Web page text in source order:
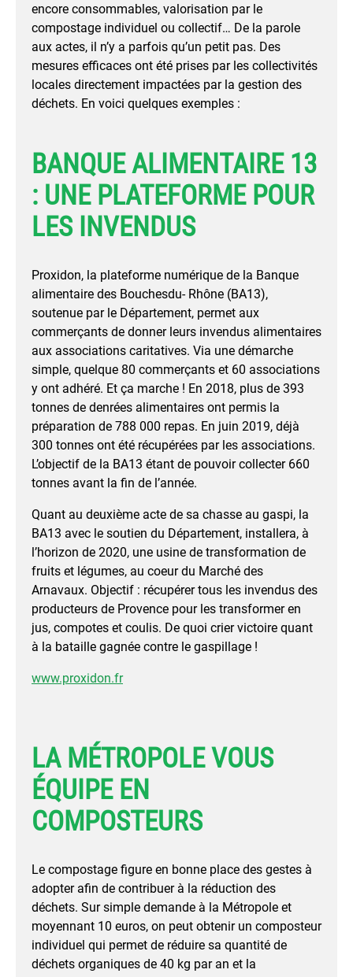
encore consommables, valorisation par le
compostage individuel ou collectif… De la parole
aux actes, il n’y a parfois qu’un petit pas. Des
mesures efficaces ont été prises par les collectivités
locales directement impactées par la gestion des
déchets. En voici quelques exemples :
BANQUE ALIMENTAIRE 13
: UNE PLATEFORME POUR
LES INVENDUS
Proxidon, la plateforme numérique de la Banque
alimentaire des Bouchesdu- Rhône (BA13),
soutenue par le Département, permet aux
commerçants de donner leurs invendus alimentaires
aux associations caritatives. Via une démarche
simple, quelque 80 commerçants et 60 associations
y ont adhéré. Et ça marche ! En 2018, plus de 393
tonnes de denrées alimentaires ont permis la
préparation de 788 000 repas. En juin 2019, déjà
300 tonnes ont été récupérées par les associations.
L’objectif de la BA13 étant de pouvoir collecter 660
tonnes avant la fin de l’année.
Quant au deuxième acte de sa chasse au gaspi, la
BA13 avec le soutien du Département, installera, à
l’horizon de 2020, une usine de transformation de
fruits et légumes, au coeur du Marché des
Arnavaux. Objectif : récupérer tous les invendus des
producteurs de Provence pour les transformer en
jus, compotes et coulis. De quoi crier victoire quant
à la bataille gagnée contre le gaspillage !
www.proxidon.fr
LA MÉTROPOLE VOUS
ÉQUIPE EN
COMPOSTEURS
Le compostage figure en bonne place des gestes à
adopter afin de contribuer à la réduction des
déchets. Sur simple demande à la Métropole et
moyennant 10 euros, on peut obtenir un composteur
individuel qui permet de réduire sa quantité de
déchets organiques de 40 kg par an et la